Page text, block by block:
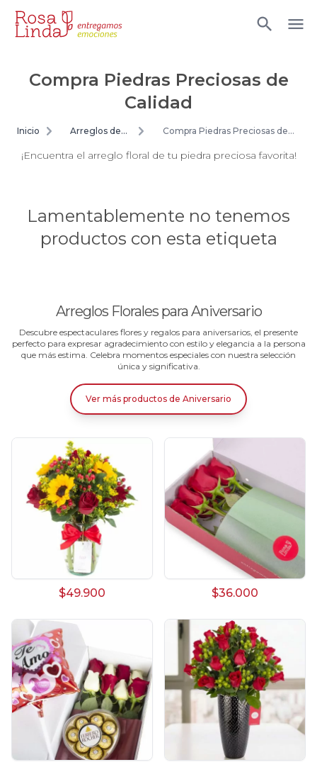
Compra Piedras Preciosas de
Calidad
Inicio
Arreglos de
Compra Piedras Preciosas de
¡Encuentra el arreglo floral de tu piedra preciosa favorita!
Lamentablemente no tenemos
productos con esta etiqueta
Arreglos Florales para Aniversario
Descubre espectaculares flores y regalos para aniversarios, el presente
perfecto para expresar agradecimiento con estilo y elegancia a la persona
que más estima. Celebra momentos especiales con nuestra selección
única y significativa.
Ver más productos de Aniversario
$49.900 $36.000